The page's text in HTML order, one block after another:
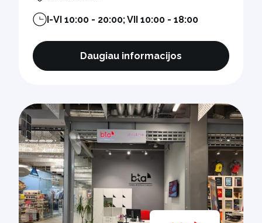
I-VI 10:00 - 20:00; VII 10:00 - 18:00
Daugiau informacijos